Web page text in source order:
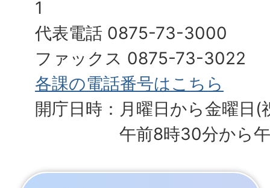
1
代表電話 0875-73-3000
ファックス 0875-73-3022
各課の電話番号はこちら
開庁日時：月曜日から金曜日(
午前8時30分から